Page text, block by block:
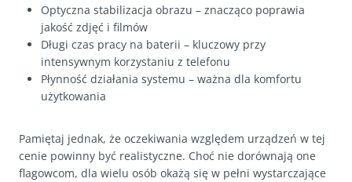
Optyczna stabilizacja obrazu – znacząco poprawia
jakość zdjęć i filmów
Długi czas pracy na baterii – kluczowy przy
intensywnym korzystaniu z telefonu
Płynność działania systemu – ważna dla komfortu
użytkowania
Pamiętaj jednak, że oczekiwania względem urządzeń w tej
cenie powinny być realistyczne. Choć nie dorównają one
flagowcom, dla wielu osób okażą się w pełni wystarczające